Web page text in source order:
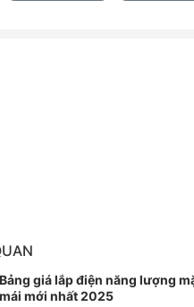
Bảng giá lắp điện năng lượng
mái mới nhất 2025